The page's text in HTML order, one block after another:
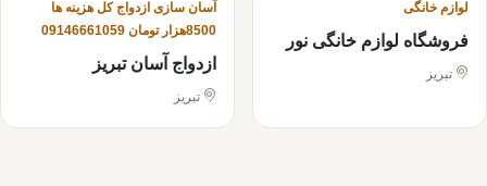
لوازم خانگی
فروشگاه لوازم خانگی نور
تبریز
آسان سازی ازدواج کل هزینه ها
8500هزار تومان 09146661059
ازدواج آسان تبریز
تبریز